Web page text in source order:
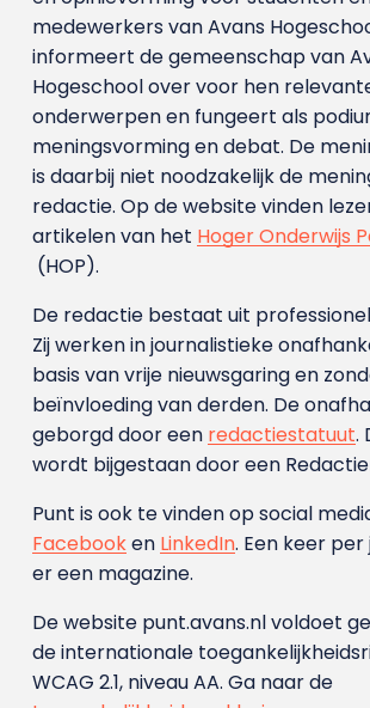
medewerkers van Avans
informeert de gemeenschap van
Hogeschool over voor hen
onderwerpen en fungeert als
meningsvorming en debat. De
is daarbij niet noodzakelijk de
redactie. Op de website vinden
artikelen van het Hoger Onderwijs
(HOP).
De redactie bestaat uit
Zij werken in journalistieke
basis van vrije nieuwsgaring en
beïnvloeding van derden. De
geborgd door een redactiestatuut.
wordt bijgestaan door een
Punt is ook te vinden op social
Facebooken LinkedIn. Een keer
er een magazine.
De website punt.avans.nl voldoet
de internationale
WCAG 2.1, niveau AA. Ga naar de